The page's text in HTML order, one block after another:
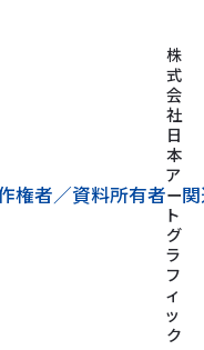
権者／資料所有者
株
式
会
社
日
本
ア
ー
ト
グ
ラ
フ
ィ
ッ
ク